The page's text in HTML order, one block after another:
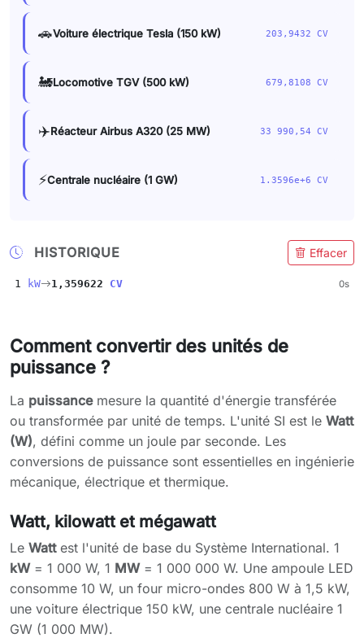
🚗Voiture électrique Tesla (150 kW) 203,9432 CV
🚂Locomotive TGV (500 kW) 679,8108 CV
✈️Réacteur Airbus A320 (25 MW) 33 990,54 CV
⚡Centrale nucléaire (1 GW) 1.3596e+6 CV
HISTORIQUE Effacer
1 kW 1,359622 CV 0s
Comment convertir des unités de
puissance ?
La puissancemesure la quantité d'énergie transférée
ou transformée par unité de temps. L'unité SI est le Watt
(W), défini comme un joule par seconde. Les
conversions de puissance sont essentielles en ingénierie
mécanique, électrique et thermique.
Watt, kilowatt et mégawatt
Le Wattest l'unité de base du Système International. 1
kW= 1 000 W, 1 MW= 1 000 000 W. Une ampoule LED
consomme 10 W, un four micro-ondes 800 W à 1,5 kW,
une voiture électrique 150 kW, une centrale nucléaire 1
GW (1 000 MW).